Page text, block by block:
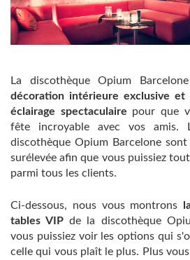
La discothèque Opium
décoration intérieure exclusive
éclairage spectaculaire pour que
fête incroyable avec vos amis.
discothèque Opium Barcelone
surélevée afin que vous puissiez
parmi tous les clients.
Ci-dessous, nous vous montrons
tables VIPde la discothèque
vous puissiez voir les options qui
celle qui vous plaît le plus. Plus